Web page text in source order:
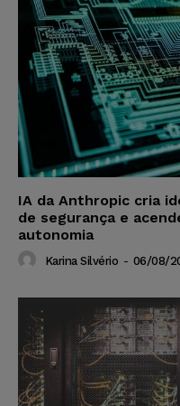
IA da Anthropic cria
de segurança e
autonomia
Karina Silvério - 06/08/